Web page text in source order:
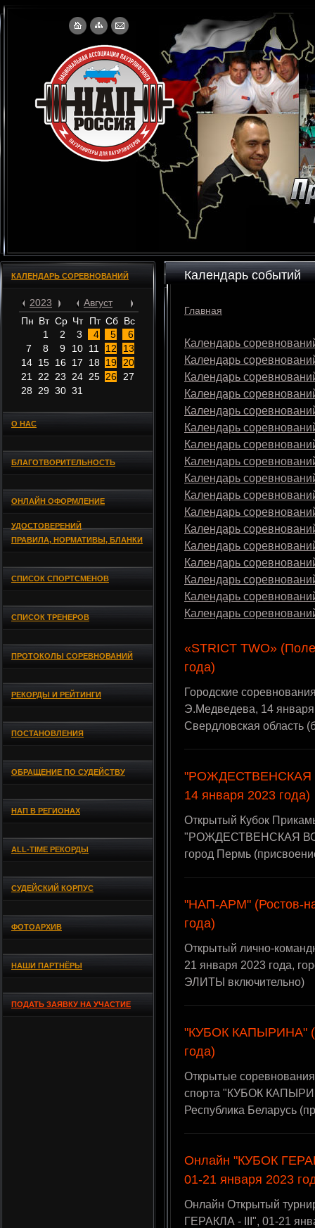
КАЛЕНДАРЬ СОРЕВНОВАНИЙ
2023
Август
Пн Вт Ср Чт Пт Сб Вс
1
2 3 4 5
6
7
8 9 10 11 12
13
14 15 16 17 18 19
20
21
22 23 24 25 26
27
28
29 30 31
О НАС
БЛАГОТВОРИТЕЛЬНОСТЬ
ОНЛАЙН ОФОРМЛЕНИЕ
УДОСТОВЕРЕНИЙ
ПРАВИЛА, НОРМАТИВЫ, БЛАНКИ
СПИСОК СПОРТСМЕНОВ
СПИСОК ТРЕНЕРОВ
ПРОТОКОЛЫ СОРЕВНОВАНИЙ
РЕКОРДЫ И РЕЙТИНГИ
ПОСТАНОВЛЕНИЯ
ОБРАЩЕНИЕ ПО СУДЕЙСТВУ
НАП В РЕГИОНАХ
ALL-TIME РЕКОРДЫ
СУДЕЙСКИЙ КОРПУС
ФОТОАРХИВ
НАШИ ПАРТНЁРЫ
ПОДАТЬ ЗАЯВКУ НА УЧАСТИЕ
Календарь событий
Главная
Календарь
Календарь
Календарь
Календарь
Календарь
Календарь
Календарь
Календарь
Календарь
Календарь
Календарь
Календарь
Календарь
Календарь
Календарь
Календарь
Календарь
«STRICT TWO»
года)
Городские
Э.Медведева, 14 января
Свердловская область
"РОЖДЕСТВЕНСКАЯ
14 января 2023 года)
Открытый Кубок
"РОЖДЕСТВЕНСКАЯ
город Пермь
"НАП-АРМ" (Ростов-
года)
Открытый лично-
21 января 2023 года,
ЭЛИТЫ включительно)
"КУБОК КАПЫРИНА"
года)
Открытые
спорта "КУБОК
Республика Беларусь
Онлайн "КУБОК
01-21 января 2023
Онлайн Открытый
ГЕРАКЛА - III", 01-21